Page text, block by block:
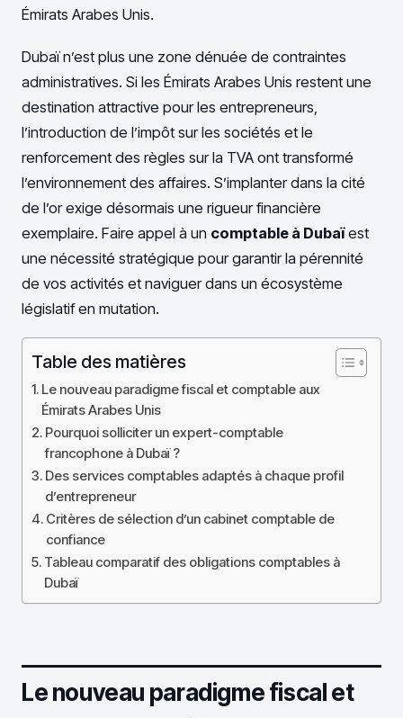
Émirats Arabes Unis.
Dubaï n’est plus une zone dénuée de contraintes
administratives. Si les Émirats Arabes Unis restent une
destination attractive pour les entrepreneurs,
l’introduction de l’impôt sur les sociétés et le
renforcement des règles sur la TVA ont transformé
l’environnement des affaires. S’implanter dans la cité
de l’or exige désormais une rigueur financière
exemplaire. Faire appel à un comptable à Dubaïest
une nécessité stratégique pour garantir la pérennité
de vos activités et naviguer dans un écosystème
législatif en mutation.
Table des matières
Le nouveau paradigme fiscal et comptable aux
Émirats Arabes Unis
Pourquoi solliciter un expert-comptable
francophone à Dubaï ?
Des services comptables adaptés à chaque profil
d’entrepreneur
Critères de sélection d’un cabinet comptable de
confiance
Tableau comparatif des obligations comptables à
Dubaï
Le nouveau paradigme fiscal et